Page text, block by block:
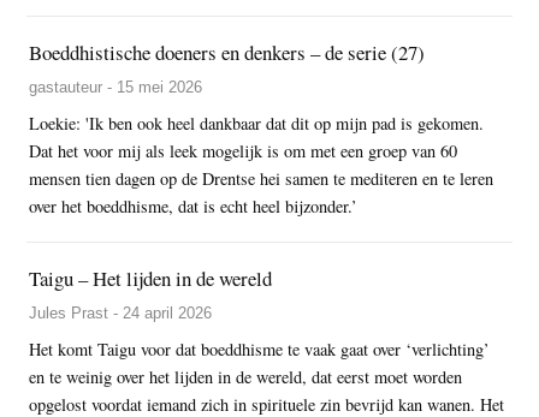
Boeddhistische doeners en denkers – de serie (27)
gastauteur - 15 mei 2026
Loekie: 'Ik ben ook heel dankbaar dat dit op mijn pad is gekomen.
Dat het voor mij als leek mogelijk is om met een groep van 60
mensen tien dagen op de Drentse hei samen te mediteren en te leren
over het boeddhisme, dat is echt heel bijzonder.’
Taigu – Het lijden in de wereld
Jules Prast - 24 april 2026
Het komt Taigu voor dat boeddhisme te vaak gaat over ‘verlichting’
en te weinig over het lijden in de wereld, dat eerst moet worden
opgelost voordat iemand zich in spirituele zin bevrijd kan wanen. Het